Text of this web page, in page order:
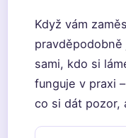
Když vám
sami, kdo si
funguje v praxi
co si dát pozor,